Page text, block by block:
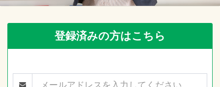
登録済みの方はこちら